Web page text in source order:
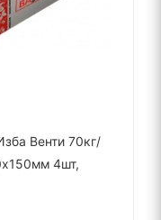
Венти 70кг/
4шт,